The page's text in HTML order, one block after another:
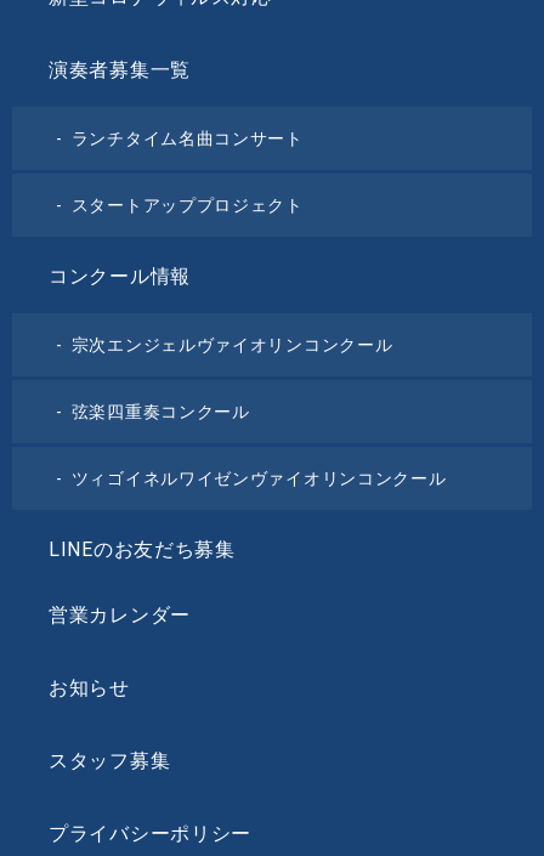
演奏者募集一覧
ランチタイム名曲コンサート
スタートアッププロジェクト
コンクール情報
宗次エンジェルヴァイオリンコンクール
弦楽四重奏コンクール
ツィゴイネルワイゼンヴァイオリンコンクール
LINEのお友だち募集
営業カレンダー
お知らせ
スタッフ募集
プライバシーポリシー